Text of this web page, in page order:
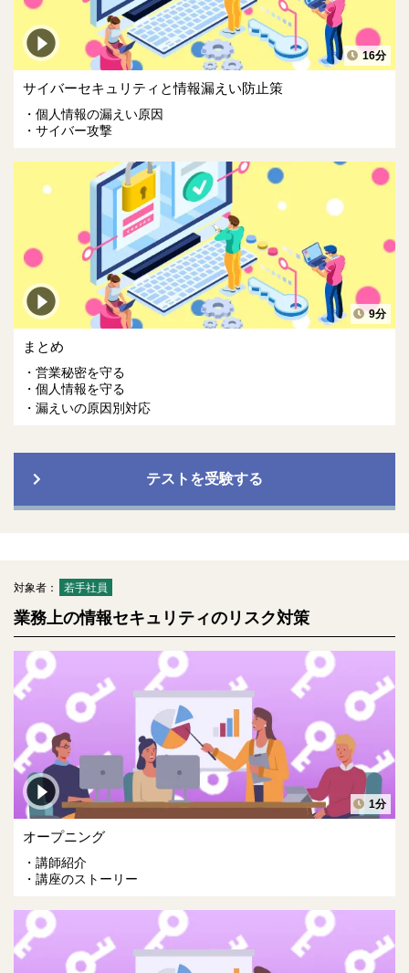
16分
サイバーセキュリティと情報漏えい防止策
個人情報の漏えい原因
サイバー攻撃
9分
まとめ
営業秘密を守る
個人情報を守る
漏えいの原因別対応
テストを受験する
業務上の情報セキュリティのリスク対策
対象者： 若手社員
1分
オープニング
講師紹介
講座のストーリー